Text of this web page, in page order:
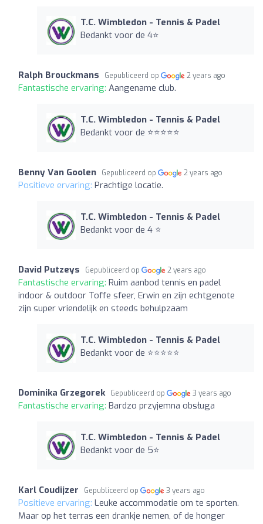
T.C. Wimbledon - Tennis & Padel
Bedankt voor de 4⭐️
Ralph Brouckmans Gepubliceerd op 2 years ago
Fantastische ervaring: Aangename club.
T.C. Wimbledon - Tennis & Padel
Bedankt voor de ⭐️⭐️⭐️⭐️⭐️
Benny Van Goolen Gepubliceerd op 2 years ago
Positieve ervaring: Prachtige locatie.
T.C. Wimbledon - Tennis & Padel
Bedankt voor de 4 ⭐️
David Putzeys Gepubliceerd op 2 years ago
Fantastische ervaring: Ruim aanbod tennis en padel
indoor & outdoor Toffe sfeer, Erwin en zijn echtgenote
zijn super vriendelijk en steeds behulpzaam
T.C. Wimbledon - Tennis & Padel
Bedankt voor de ⭐️⭐️⭐️⭐️⭐️
Dominika Grzegorek Gepubliceerd op 3 years ago
Fantastische ervaring: Bardzo przyjemna obsługa
T.C. Wimbledon - Tennis & Padel
Bedankt voor de 5⭐️
Karl Coudijzer Gepubliceerd op 3 years ago
Positieve ervaring: Leuke accommodatie om te sporten.
Maar op het terras een drankje nemen, of de honger